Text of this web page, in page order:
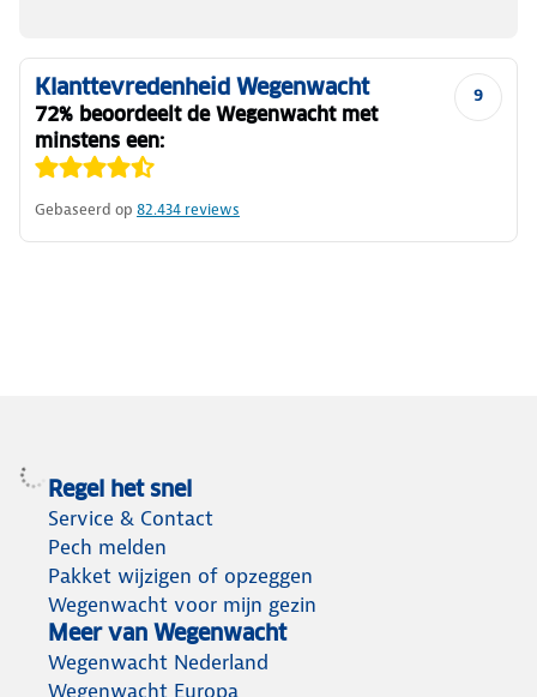
9
Klanttevredenheid Wegenwacht
72% beoordeelt de Wegenwacht met
minstens een:
Gebaseerd op 82.434 reviews
Regel het snel
Service & Contact
Pech melden
Pakket wijzigen of opzeggen
Wegenwacht voor mijn gezin
Meer van Wegenwacht
Wegenwacht Nederland
Wegenwacht Europa